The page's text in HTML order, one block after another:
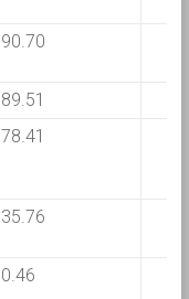
90.70
89.51
78.41
35.76
0.46